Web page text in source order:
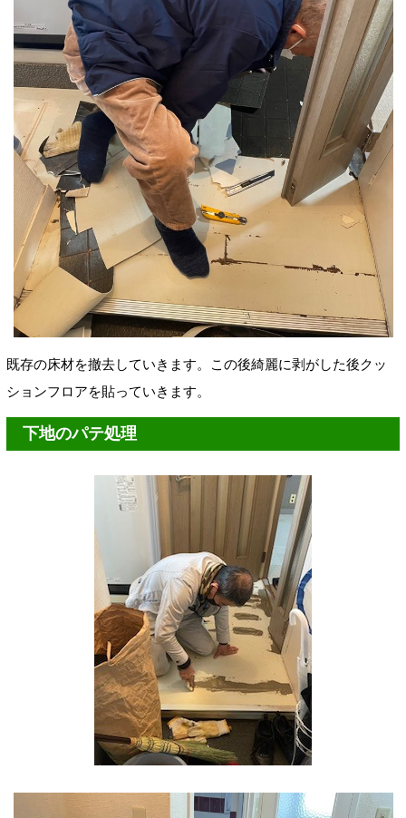
既存の床材を撤去していきます。この後綺麗に剥がした後クッ
ションフロアを貼っていきます。
下地のパテ処理